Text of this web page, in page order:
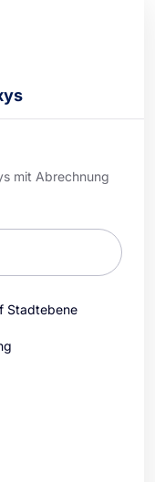
mit Abrechnung
Stadtebene